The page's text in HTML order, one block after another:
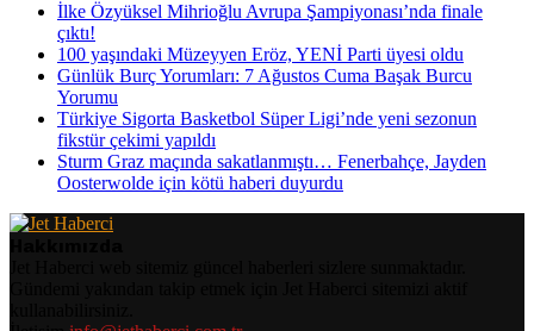
İlke Özyüksel Mihrioğlu Avrupa Şampiyonası’nda finale
çıktı!
100 yaşındaki Müzeyyen Eröz, YENİ Parti üyesi oldu
Günlük Burç Yorumları: 7 Ağustos Cuma Başak Burcu
Yorumu
Türkiye Sigorta Basketbol Süper Ligi’nde yeni sezonun
fikstür çekimi yapıldı
Sturm Graz maçında sakatlanmıştı… Fenerbahçe, Jayden
Oosterwolde için kötü haberi duyurdu